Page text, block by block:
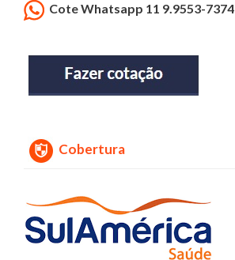
Cote Whatsapp 11 9.9553-7374
Cobertura